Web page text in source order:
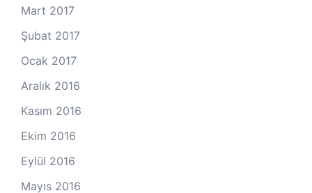
Mart 2017
Şubat 2017
Ocak 2017
Aralık 2016
Kasım 2016
Ekim 2016
Eylül 2016
Mayıs 2016